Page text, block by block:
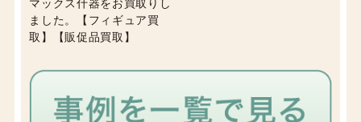
マックス什器をお買取りし
ました。【フィギュア買
取】【販促品買取】